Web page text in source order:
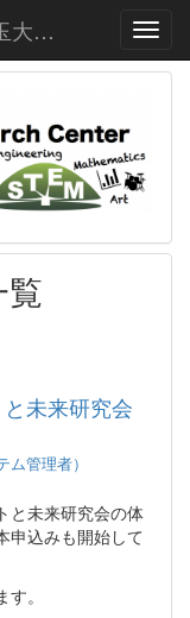
STEM教育研究センター 埼玉大学教育学部野村研究室
未来研究会
ム管理者）
と未来研究会の体
申込みも開始して
。